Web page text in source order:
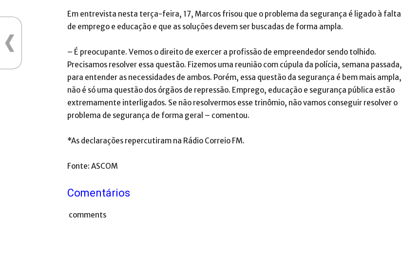
Em entrevista nesta terça-feira, 17, Marcos frisou que o problema da segurança é ligado à falta
de emprego e educação e que as soluções devem ser buscadas de forma ampla.
– É preocupante. Vemos o direito de exercer a profissão de empreendedor sendo tolhido.
Precisamos resolver essa questão. Fizemos uma reunião com cúpula da polícia, semana passada,
para entender as necessidades de ambos. Porém, essa questão da segurança é bem mais ampla,
não é só uma questão dos órgãos de repressão. Emprego, educação e segurança pública estão
extremamente interligados. Se não resolvermos esse trinômio, não vamos conseguir resolver o
problema de segurança de forma geral – comentou.
*As declarações repercutiram na Rádio Correio FM.
Fonte: ASCOM
Comentários
comments